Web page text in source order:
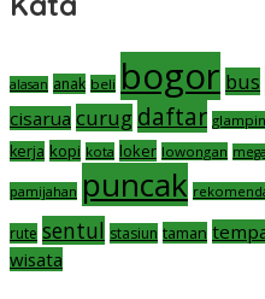
alasan anak beli bogor bus
cisarua curug daftar
kerja kopi kota loker lowongan
pamijahan puncak
rute sentul stasiun taman
wisata